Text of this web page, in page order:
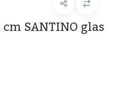
SANTINO glas